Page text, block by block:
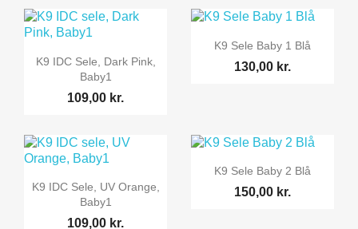
 Vis her
K9 IDC Sele, Dark Pink,
Baby1
109,00 kr.
 Vis her
K9 Sele Baby 1 Blå
130,00 kr.
 Vis her
K9 IDC Sele, UV Orange,
Baby1
109,00 kr.
 Vis her
K9 Sele Baby 2 Blå
150,00 kr.